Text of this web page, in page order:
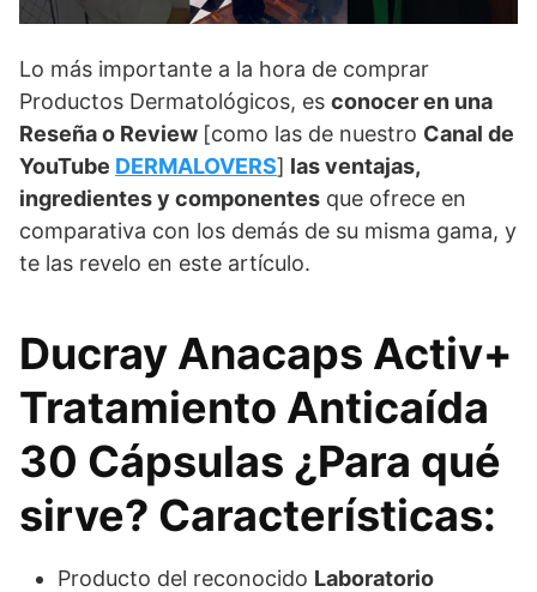
Lo más importante a la hora de comprar
Productos Dermatológicos, es conocer en una
Reseña o Review [como las de nuestro Canal de
YouTube DERMALOVERS] las ventajas,
ingredientes y componentes que ofrece en
comparativa con los demás de su misma gama, y
te las revelo en este artículo.
Ducray Anacaps Activ+
Tratamiento Anticaída
30 Cápsulas ¿Para qué
sirve? Características:
Producto del reconocido Laboratorio